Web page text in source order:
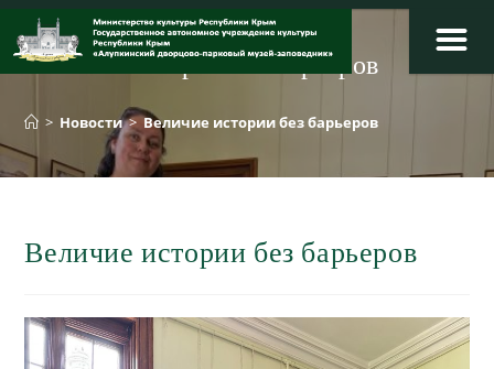
Перейти
содержимому
Величие истории без барьеров
> Новости > Величие истории без барьеров
Величие истории без барьеров